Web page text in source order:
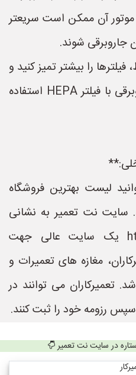
موتور آن ممکن است سریعتر
شوند.
را بیشتر تمیز کنید و
در صورت امکان از یک جاروبرقی با فیلتر HEPA استفاده
لیست بهترین فروشگاه
سایت نت تعمیر به نشانی
https://www.NetTamir.ir یک سایت عالی جهت
مغازه های تعمیرات و
می توانند در
رزومه خود را ثبت کنند.
در سایت نت تعمیر